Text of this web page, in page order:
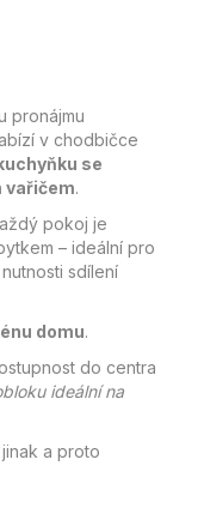
pronájmu
v chodbičce
se
vařičem.
pokoj je
– ideální pro
sdílení
domu.
do centra
ideální na
a proto